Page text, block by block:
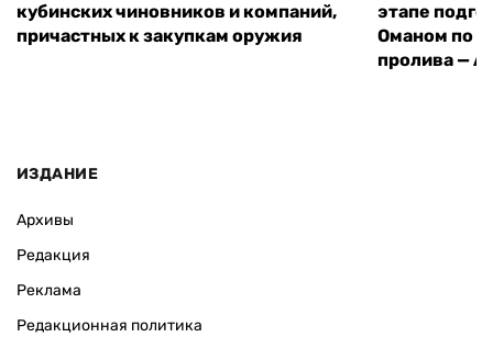
кубинских чиновников и компаний,
причастных к закупкам оружия
этапе
Оманом по
пролива —
ИЗДАНИЕ
Архивы
Редакция
Реклама
Редакционная политика